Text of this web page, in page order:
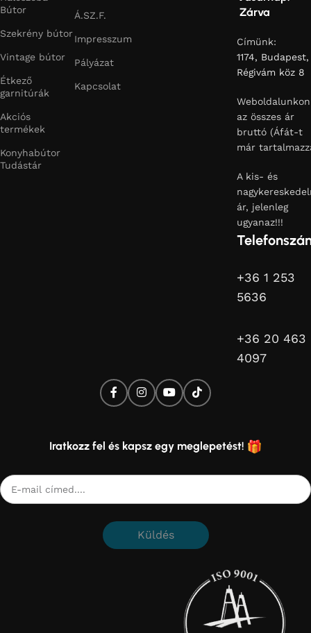
Bútor
Szekrény bútor
Vintage bútor
Étkező
garnitúrák
Akciós
termékek
Konyhabútor
Tudástár
Á.SZ.F.
Impresszum
Pályázat
Kapcsolat
Zárva
Címünk:
1174, Budapest,
Régivám köz 8
Weboldalunkon
az összes ár
bruttó (Áfát-t
már
A kis- és
ár, jelenleg
ugyanaz!!!
+36 1 253
5636
+36 20 463
4097
Iratkozz fel és kapsz egy meglepetést!
Küldés